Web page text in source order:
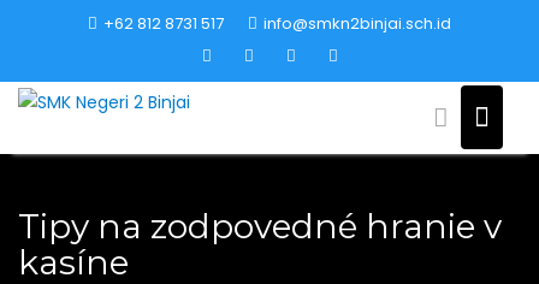
+62 812 8731 517 info@smkn2binjai.sch.id
Tipy na zodpovedné hranie v
kasíne